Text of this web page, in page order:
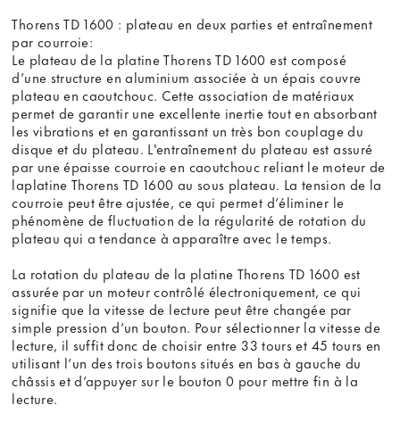
Thorens TD 1600 : plateau en deux parties et entraînement
par courroie:
Le plateau de la platine Thorens TD 1600 est composé
d’une structure en aluminium associée à un épais couvre
plateau en caoutchouc. Cette association de matériaux
permet de garantir une excellente inertie tout en absorbant
les vibrations et en garantissant un très bon couplage du
disque et du plateau. L'entraînement du plateau est assuré
par une épaisse courroie en caoutchouc reliant le moteur de
laplatine Thorens TD 1600 au sous plateau. La tension de la
courroie peut être ajustée, ce qui permet d’éliminer le
phénomène de fluctuation de la régularité de rotation du
plateau qui a tendance à apparaître avec le temps.
La rotation du plateau de la platine Thorens TD 1600 est
assurée par un moteur contrôlé électroniquement, ce qui
signifie que la vitesse de lecture peut être changée par
simple pression d’un bouton. Pour sélectionner la vitesse de
lecture, il suffit donc de choisir entre 33 tours et 45 tours en
utilisant l’un des trois boutons situés en bas à gauche du
châssis et d’appuyer sur le bouton 0 pour mettre fin à la
lecture.